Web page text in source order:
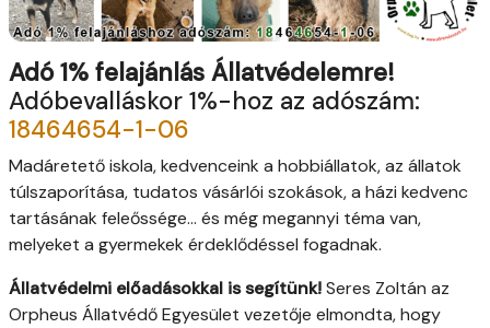
Adó 1% felajánlás Állatvédelemre!
Adóbevalláskor 1%-hoz az adószám:
18464654-1-06
Madáretető iskola, kedvenceink a hobbiállatok, az állatok
túlszaporítása, tudatos vásárlói szokások, a házi kedvenc
tartásának feleőssége... és még megannyi téma van,
melyeket a gyermekek érdeklődéssel fogadnak.
Állatvédelmi előadásokkal is segítünk!Seres Zoltán az
Orpheus Állatvédő Egyesület vezetője elmondta, hogy